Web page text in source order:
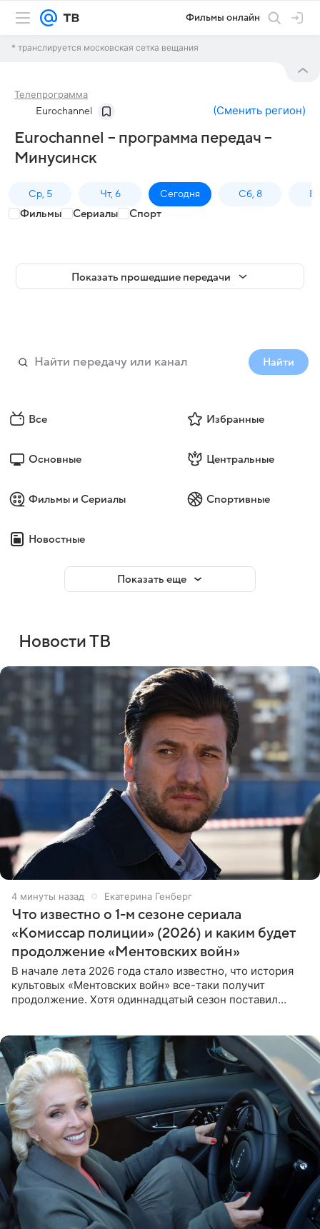
Фильмы онлайн
* транслируется московская сетка вещания
Телепрограмма
Eurochannel (Сменить регион)
Eurochannel – программа передач –
Минусинск
Ср, 5 Чт, 6 Сегодня Сб, 8
Фильмы Сериалы Спорт
Показать прошедшие передачи
Найти
Все Избранные
Основные Центральные
Фильмы и Сериалы Спортивные
Новостные
Показать еще
Новости ТВ
4 минуты назад Екатерина Генберг
Что известно о 1-м сезоне сериала
«Комиссар полиции» (2026) и каким будет
продолжение «Ментовских войн»
В начале лета 2026 года стало известно, что история
культовых «Ментовских войн» все-таки получит
продолжение. Хотя одиннадцатый сезон поставил